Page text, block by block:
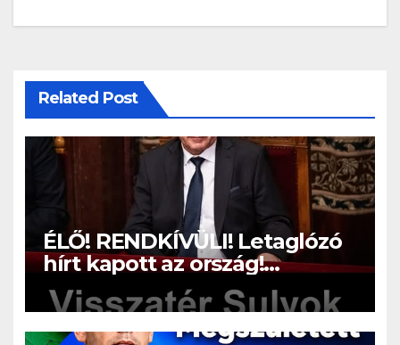
Related Post
ÉLŐ! RENDKÍVÜLI! Letaglózó
hírt kapott az ország!
Visszatérhet Sulyok Tamás!? –
ERRE senki nem volt
felkészülve: